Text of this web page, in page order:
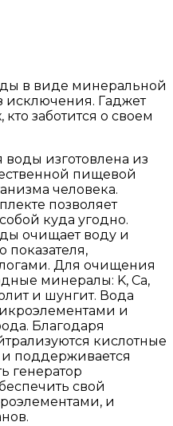
в виде минеральной
исключения. Гаджет
заботится о своем
изготовлена из
пищевой
человека.
позволяет
куда угодно.
очищает воду и
показателя,
Для очищения
минералы: K, Ca,
и шунгит. Вода
и
Благодаря
кислотные
и поддерживается
генератор
свой
и